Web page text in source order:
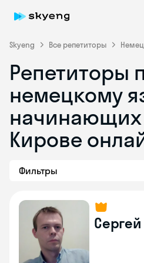
Skyeng Все репетиторы
Репетиторы
немецкому
начинающих
Кирове
Фильтры
Сергей
Skyeng Chat